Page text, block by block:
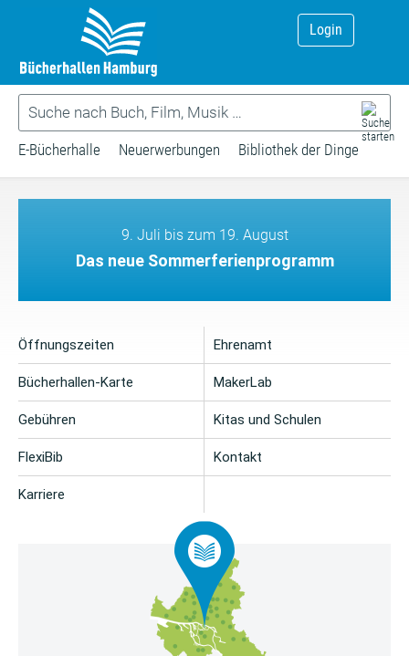
Login
E-Bücherhalle Neuerwerbungen Bibliothek der Dinge
9. Juli bis zum 19. August
Das neue Sommerferienprogramm
Öffnungszeiten
Bücherhallen-Karte
Gebühren
FlexiBib
Karriere
Ehrenamt
MakerLab
Kitas und Schulen
Kontakt